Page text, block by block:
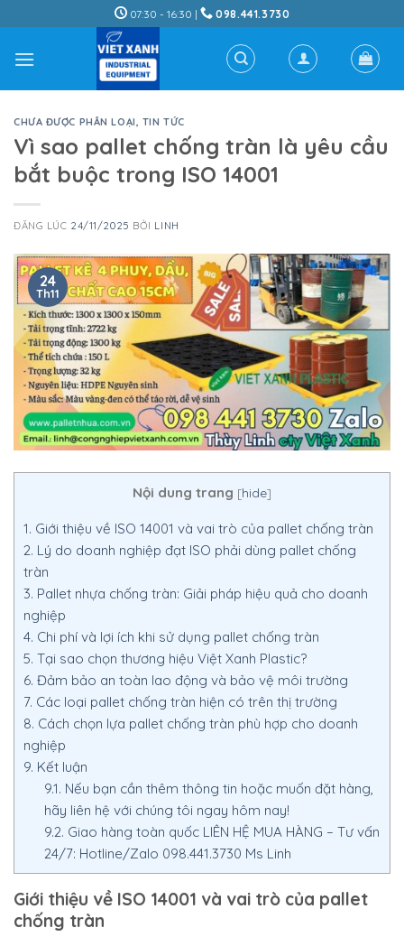
to
content
07:30 - 16:30 | 098.441.3730
CHƯA ĐƯỢC PHÂN LOẠI, TIN TỨC
Vì sao pallet chống tràn là yêu cầu
bắt buộc trong ISO 14001
ĐĂNG LÚC 24/11/2025 BỞI LINH
24
Th11
Nội dung trang [hide]
1. Giới thiệu về ISO 14001 và vai trò của pallet chống tràn
2. Lý do doanh nghiệp đạt ISO phải dùng pallet chống
tràn
3. Pallet nhựa chống tràn: Giải pháp hiệu quả cho doanh
nghiệp
4. Chi phí và lợi ích khi sử dụng pallet chống tràn
5. Tại sao chọn thương hiệu Việt Xanh Plastic?
6. Đảm bảo an toàn lao động và bảo vệ môi trường
7. Các loại pallet chống tràn hiện có trên thị trường
8. Cách chọn lựa pallet chống tràn phù hợp cho doanh
nghiệp
9. Kết luận
9.1. Nếu bạn cần thêm thông tin hoặc muốn đặt hàng,
hãy liên hệ với chúng tôi ngay hôm nay!
9.2. Giao hàng toàn quốc LIÊN HỆ MUA HÀNG – Tư vấn
24/7: Hotline/Zalo 098.441.3730 Ms Linh
Giới thiệu về ISO 14001 và vai trò của pallet
chống tràn